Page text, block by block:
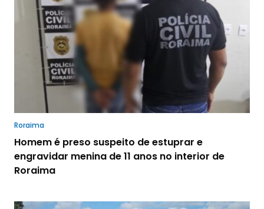
Roraima
Homem é preso suspeito de estuprar e
engravidar menina de 11 anos no interior de
Roraima